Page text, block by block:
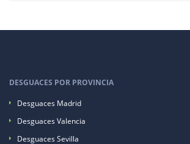
DESGUACES POR PROVINCIA
Desguaces Madrid
Desguaces Valencia
Desguaces Sevilla